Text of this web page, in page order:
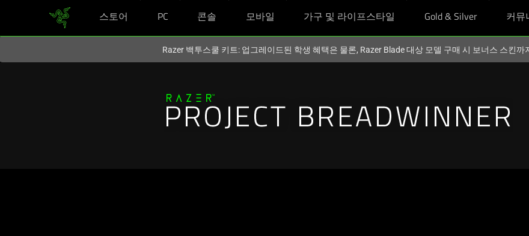
스토어 PC 콘솔 모바일 가구 및 라이프스타일 Gold & Silver 커뮤
Razer 백투스쿨 키트: 업그레이드된 학생 혜택은 물론, Razer Blade 대상 모델 구매 시 보너스 스킨까